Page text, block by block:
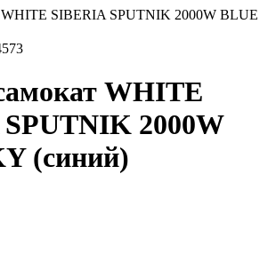
WHITE
2000W
(синий)